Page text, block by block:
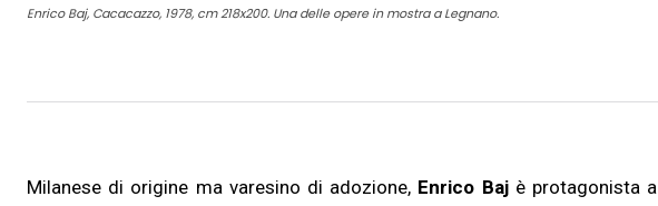
Enrico Baj, Cacacazzo, 1978, cm 218x200. Una delle opere in mostra a Legnano.
Milanese di origine ma varesino di adozione, Enrico Bajè protagonista a